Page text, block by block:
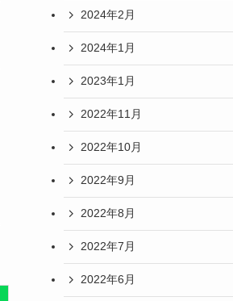
2024年2月
2024年1月
2023年1月
2022年11月
2022年10月
2022年9月
2022年8月
2022年7月
2022年6月